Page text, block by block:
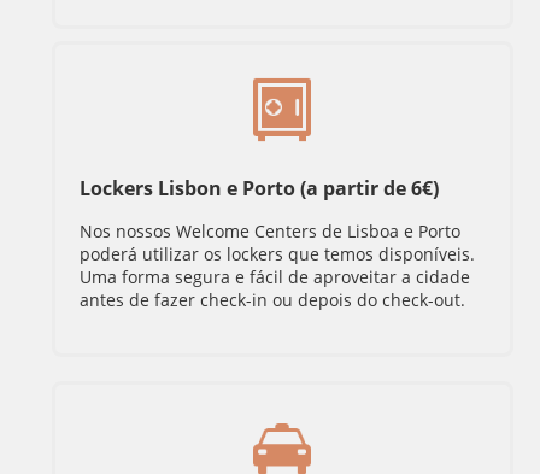
Lockers Lisbon e Porto (a partir de 6€)
Nos nossos Welcome Centers de Lisboa e Porto
poderá utilizar os lockers que temos disponíveis.
Uma forma segura e fácil de aproveitar a cidade
antes de fazer check-in ou depois do check-out.